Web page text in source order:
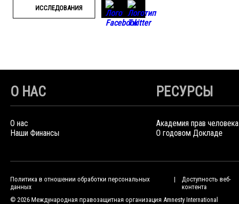
ИССЛЕДОВАНИЯ
О НАС
О нас
Наши Финансы
РЕСУРСЫ
Академия прав человека
О годовом Докладе
Политика в отношении обработки персональных
данных
Доступность веб-
контента
© 2026 Международная правозащитная организация Amnesty International